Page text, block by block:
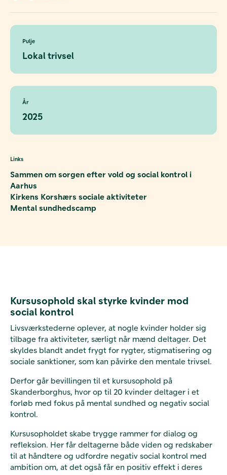
Pulje
Lokal trivsel
År
2025
Links
Sammen om sorgen efter vold og social kontrol i
Aarhus
Kirkens Korshærs sociale aktiviteter
Mental sundhedscamp
Kursusophold skal styrke kvinder mod
social kontrol
Livsværkstederne oplever, at nogle kvinder holder sig
tilbage fra aktiviteter, særligt når mænd deltager. Det
skyldes blandt andet frygt for rygter, stigmatisering og
sociale sanktioner, som kan påvirke den mentale trivsel.
Derfor går bevillingen til et kursusophold på
Skanderborghus, hvor op til 20 kvinder deltager i et
forløb med fokus på mental sundhed og negativ social
kontrol.
Kursusopholdet skabe trygge rammer for dialog og
refleksion. Her får deltagerne både viden og redskaber
til at håndtere og udfordre negativ social kontrol med
ambition om, at det også får en positiv effekt i deres